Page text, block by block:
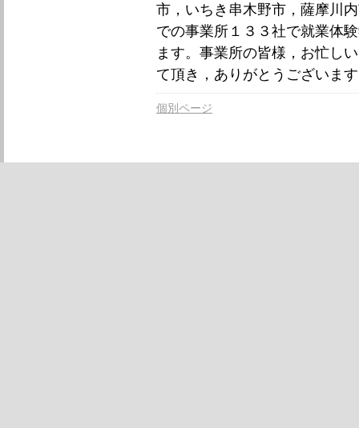
市，いちき串木野市，薩摩川
での事業所１３３社で就業体
ます。事業所の皆様，お忙し
て頂き，ありがとうございま
個別ページ